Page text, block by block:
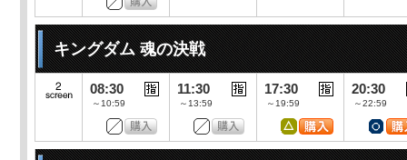
キングダム 魂の決戦
08:30
～10:59
11:30
～13:59
17:30
～19:59
20:30
～22:59